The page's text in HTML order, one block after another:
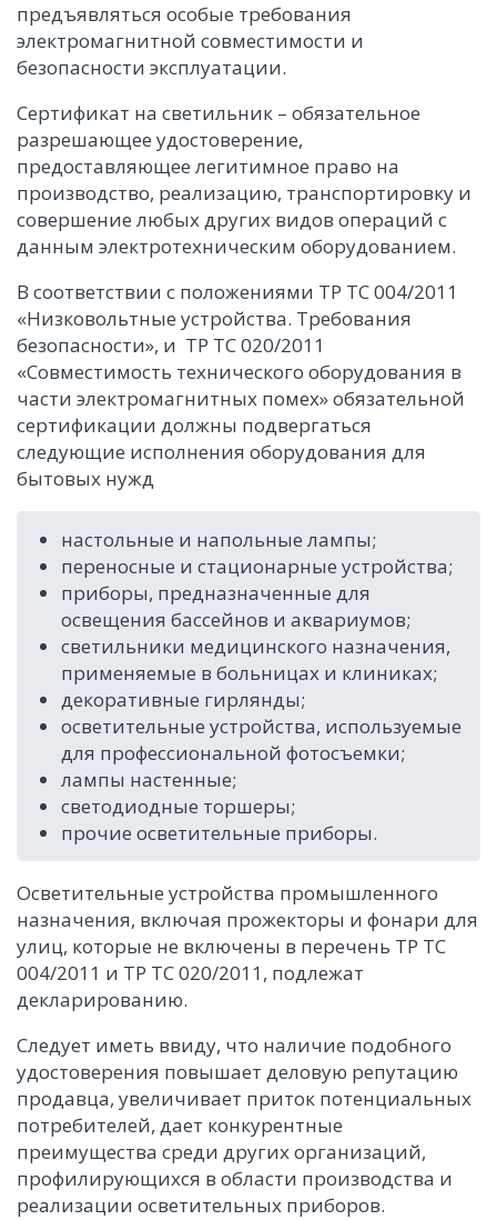
предъявляться особые требования
электромагнитной совместимости и
безопасности эксплуатации.
Сертификат на светильник – обязательное
разрешающее удостоверение,
предоставляющее легитимное право на
производство, реализацию, транспортировку и
совершение любых других видов операций с
данным электротехническим оборудованием.
В соответствии с положениями ТР ТС 004/2011
«Низковольтные устройства. Требования
безопасности», и ТР ТС 020/2011
«Совместимость технического оборудования в
части электромагнитных помех» обязательной
сертификации должны подвергаться
следующие исполнения оборудования для
бытовых нужд
настольные и напольные лампы;
переносные и стационарные устройства;
приборы, предназначенные для
освещения бассейнов и аквариумов;
светильники медицинского назначения,
применяемые в больницах и клиниках;
декоративные гирлянды;
осветительные устройства, используемые
для профессиональной фотосъемки;
лампы настенные;
светодиодные торшеры;
прочие осветительные приборы.
Осветительные устройства промышленного
назначения, включая прожекторы и фонари для
улиц, которые не включены в перечень ТР ТС
004/2011 и ТР ТС 020/2011, подлежат
декларированию.
Следует иметь ввиду, что наличие подобного
удостоверения повышает деловую репутацию
продавца, увеличивает приток потенциальных
потребителей, дает конкурентные
преимущества среди других организаций,
профилирующихся в области производства и
реализации осветительных приборов.